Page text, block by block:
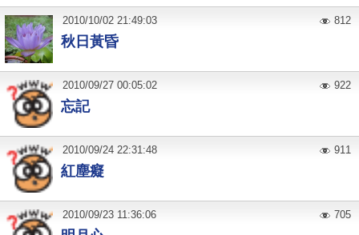
秋日黃昏
2010/10/02 21:49:03 812
忘記
2010/09/27 00:05:02 922
紅塵癡
2010/09/24 22:31:48 911
2010/09/23 11:36:06 705